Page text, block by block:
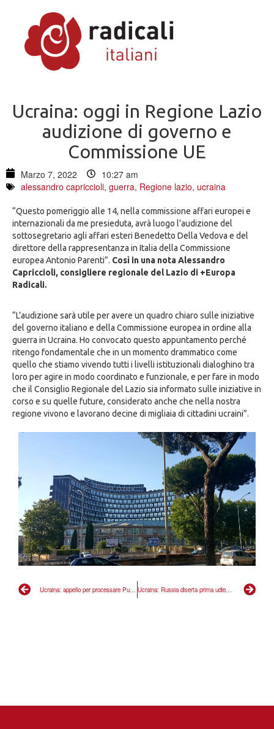
Ucraina: oggi in Regione Lazio
audizione di governo e
Commissione UE
Marzo 7, 2022
10:27 am
alessandro capriccioli, guerra, Regione lazio, ucraina
Ucraina: Russia diserta prima udienza ma lavoro Corte Penale Internazionale va sostenuto da mobilitazione
“Questo pomeriggio alle 14, nella commissione affari europei e
internazionali da me presieduta, avrà luogo l’audizione del
sottosegretario agli affari esteri Benedetto Della Vedova e del
direttore della rappresentanza in Italia della Commissione
europea Antonio Parenti”. Così in una nota Alessandro
Capriccioli, consigliere regionale del Lazio di +Europa
Radicali.
“L’audizione sarà utile per avere un quadro chiaro sulle iniziative
del governo italiano e della Commissione europea in ordine alla
guerra in Ucraina. Ho convocato questo appuntamento perché
ritengo fondamentale che in un momento drammatico come
quello che stiamo vivendo tutti i livelli istituzionali dialoghino tra
loro per agire in modo coordinato e funzionale, e per fare in modo
che il Consiglio Regionale del Lazio sia informato sulle iniziative in
corso e su quelle future, considerato anche che nella nostra
regione vivono e lavorano decine di migliaia di cittadini ucraini”.